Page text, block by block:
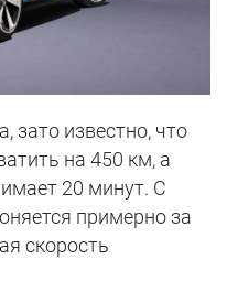
зато известно, что
на 450 км, а
20 минут. С
примерно за
скорость